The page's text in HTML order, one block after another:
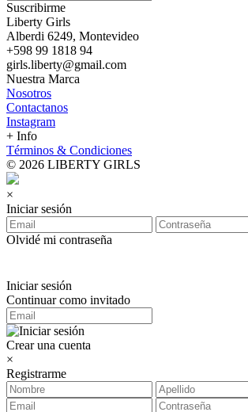
Suscribirme
Liberty Girls
Alberdi 6249, Montevideo
+598 99 1818 94
girls.liberty@gmail.com
Nuestra Marca
Nosotros
Contactanos
Instagram
+ Info
Términos & Condiciones
© 2026 LIBERTY GIRLS
×
Iniciar sesión
Olvidé mi contraseña
Iniciar sesión
Continuar como invitado
Crear una cuenta
×
Registrarme